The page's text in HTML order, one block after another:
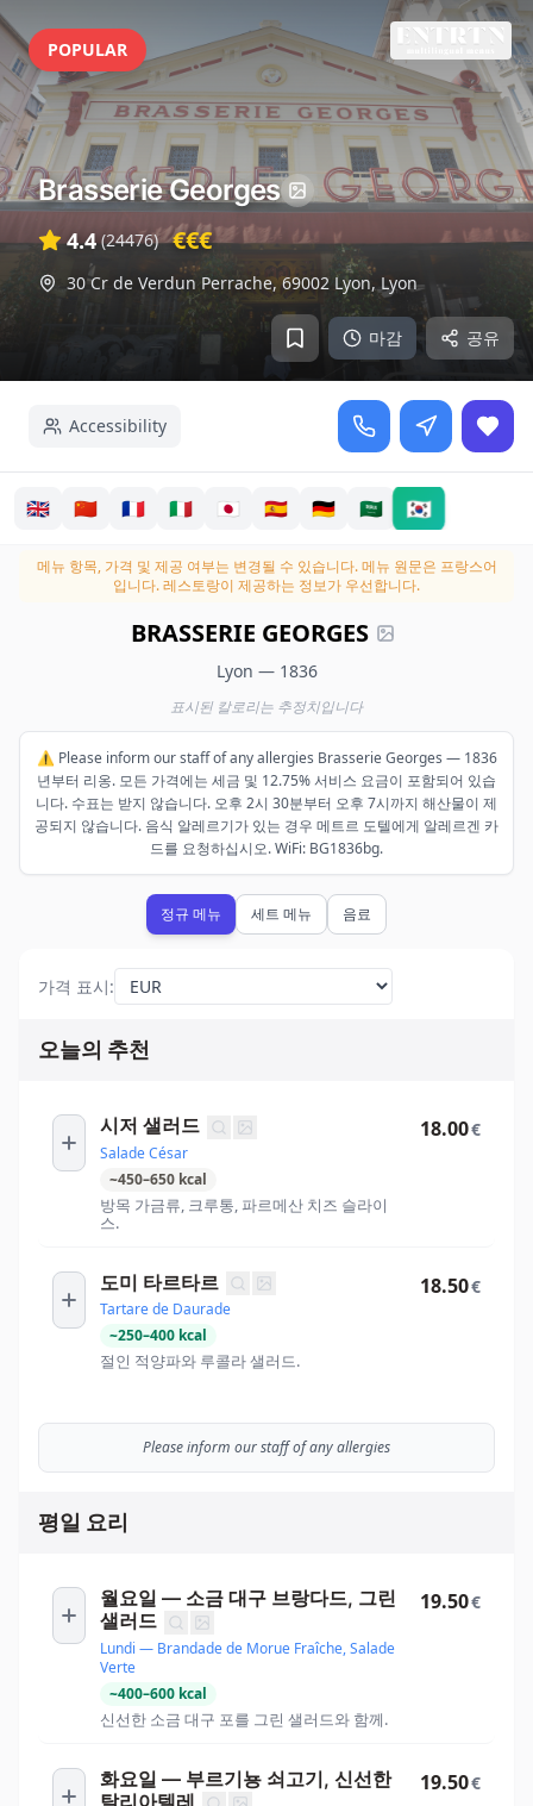
POPULAR
마감 공유
Brasserie Georges
4.4 (24476) €€€
30 Cr de Verdun Perrache, 69002 Lyon, Lyon
Accessibility
🇬🇧 🇨🇳 🇫🇷 🇮🇹 🇯🇵 🇪🇸 🇩🇪 🇸🇦 🇰🇷
메뉴 항목, 가격 및 제공 여부는 변경될 수 있습니다.메뉴 원문은 프랑스어
입니다. 레스토랑이 제공하는 정보가 우선합니다.
BRASSERIE GEORGES
Lyon — 1836
표시된 칼로리는 추정치입니다
⚠️ Please inform our staff of any allergies Brasserie Georges — 1836
년부터 리옹. 모든 가격에는 세금 및 12.75% 서비스 요금이 포함되어 있습
니다. 수표는 받지 않습니다. 오후 2시 30분부터 오후 7시까지 해산물이 제
공되지 않습니다. 음식 알레르기가 있는 경우 메트르 도텔에게 알레르겐 카
드를 요청하십시오. WiFi: BG1836bg.
정규 메뉴 세트 메뉴 음료
가격 표시:
오늘의 추천
시저 샐러드
Salade César
~450–650 kcal
방목 가금류, 크루통, 파르메산 치즈 슬라이
스.
18.00€
도미 타르타르
Tartare de Daurade
~250–400 kcal
절인 적양파와 루콜라 샐러드.
18.50€
Please inform our staff of any allergies
평일 요리
월요일 — 소금 대구 브랑다드, 그린
샐러드
Lundi — Brandade de Morue Fraîche, Salade
Verte
~400–600 kcal
신선한 소금 대구 포를 그린 샐러드와 함께.
19.50€
화요일 — 부르기뇽 쇠고기, 신선한
탈리아텔레
19.50€